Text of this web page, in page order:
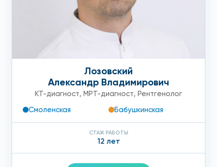
Лозовский
Александр Владимирович
КТ-диагност, МРТ-диагност, Рентгенолог
Смоленская
Бабушкинская
СТАЖ РАБОТЫ
12 лет